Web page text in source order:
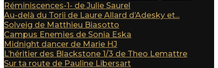
Réminiscences-1- de Julie Saurel
Au-delà du Torii de Laure Allard d’Adesky et...
Solveig de Matthieu Biasotto
Campus Enemies de Sonia Eska
Midnight dancer de Marie HJ
L’héritier des Blackstone 1/3 de Theo Lemattre
Sur ta route de Pauline Libersart